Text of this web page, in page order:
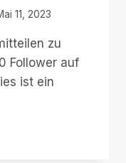
11, 2023
zu
Follower auf
ist ein